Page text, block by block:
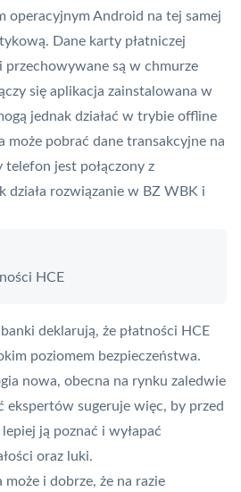
operacyjnym Android na tej samej
Dane karty płatniczej
przechowywane są w chmurze
się aplikacja zainstalowana w
jednak działać w trybie offline
może pobrać dane transakcyjne na
telefon jest połączony z
działa rozwiązanie w BZ WBK i
HCE
deklarują, że płatności HCE
poziomem bezpieczeństwa.
nowa, obecna na rynku zaledwie
ekspertów sugeruje więc, by przed
ją poznać i wyłapać
oraz luki.
i dobrze, że na razie